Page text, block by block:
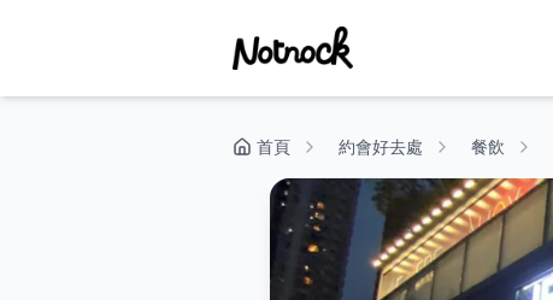
首頁 約會好去處 餐飲